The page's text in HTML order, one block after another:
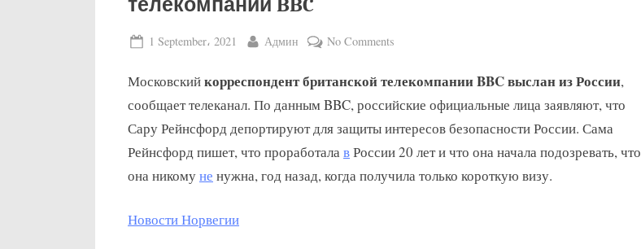
телекомпании BBC
Posted
1 September، 2021 By
Админ No Comments
из
Москвы
корреспондентка
BBC
Московскийкорреспондент британской телекомпании BBC выслан из России,
сообщает телеканал. По данным BBC, российские официальные лица заявляют, что
Сару Рейнсфорд депортируют для защиты интересов безопасности России. Сама
Рейнсфорд пишет, что проработалавРоссии 20 лет и что она начала подозревать, что
она никомуне нужна, год назад, когда получила только короткую визу.
Новости Норвегии